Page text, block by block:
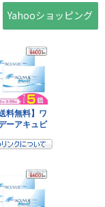
Yahooショッピング